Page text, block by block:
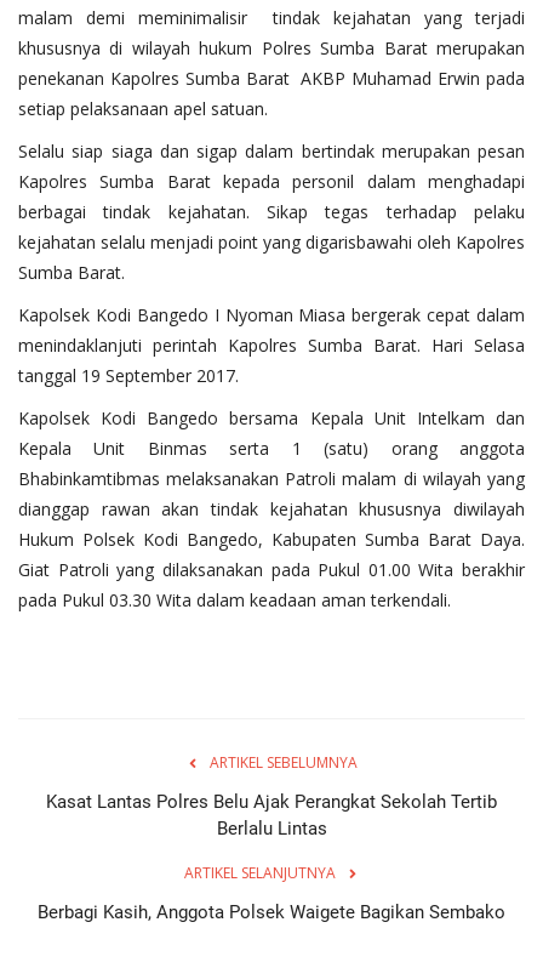
malam demi meminimalisir tindak kejahatan yang terjadi
khususnya di wilayah hukum Polres Sumba Barat merupakan
penekanan Kapolres Sumba Barat AKBP Muhamad Erwin pada
setiap pelaksanaan apel satuan.
Selalu siap siaga dan sigap dalam bertindak merupakan pesan
Kapolres Sumba Barat kepada personil dalam menghadapi
berbagai tindak kejahatan. Sikap tegas terhadap pelaku
kejahatan selalu menjadi point yang digarisbawahi oleh Kapolres
Sumba Barat.
Kapolsek Kodi Bangedo I Nyoman Miasa bergerak cepat dalam
menindaklanjuti perintah Kapolres Sumba Barat. Hari Selasa
tanggal 19 September 2017.
Kapolsek Kodi Bangedo bersama Kepala Unit Intelkam dan
Kepala Unit Binmas serta 1 (satu) orang anggota
Bhabinkamtibmas melaksanakan Patroli malam di wilayah yang
dianggap rawan akan tindak kejahatan khususnya diwilayah
Hukum Polsek Kodi Bangedo, Kabupaten Sumba Barat Daya.
Giat Patroli yang dilaksanakan pada Pukul 01.00 Wita berakhir
pada Pukul 03.30 Wita dalam keadaan aman terkendali.
ARTIKEL SEBELUMNYA
Kasat Lantas Polres Belu Ajak Perangkat Sekolah Tertib
Berlalu Lintas
ARTIKEL SELANJUTNYA
Berbagi Kasih, Anggota Polsek Waigete Bagikan Sembako